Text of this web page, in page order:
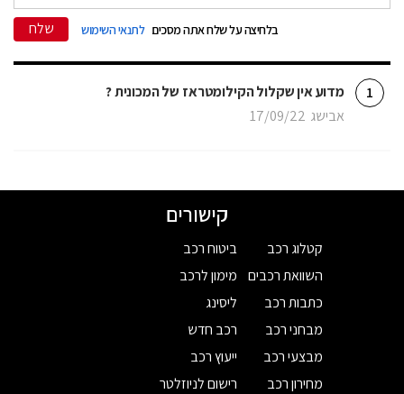
בלחיצה על שלח אתה מסכים לתנאי השימוש שלח
1
מדוע אין שקלול הקילומטראז של המכונית ?
אבישג 17/09/22
קישורים
קטלוג רכב
השוואת רכבים
כתבות רכב
מבחני רכב
מבצעי רכב
מחירון רכב
ביטוח רכב
מימון לרכב
ליסינג
רכב חדש
ייעוץ רכב
רישום לניוזלטר